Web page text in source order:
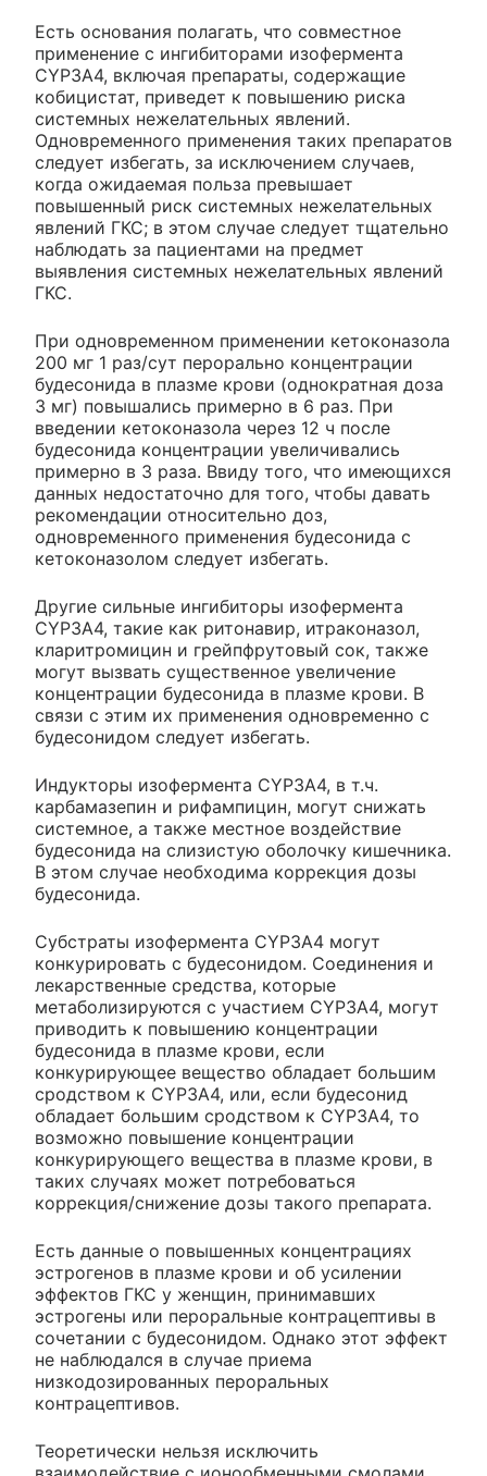
Есть основания полагать, что совместное
применение с ингибиторами изофермента
CYP3A4, включая препараты, содержащие
кобицистат, приведет к повышению риска
системных нежелательных явлений.
Одновременного применения таких препаратов
следует избегать, за исключением случаев,
когда ожидаемая польза превышает
повышенный риск системных нежелательных
явлений ГКС; в этом случае следует тщательно
наблюдать за пациентами на предмет
выявления системных нежелательных явлений
ГКС.
При одновременном применении кетоконазола
200 мг 1 раз/сут перорально концентрации
будесонида в плазме крови (однократная доза
3 мг) повышались примерно в 6 раз. При
введении кетоконазола через 12 ч после
будесонида концентрации увеличивались
примерно в 3 раза. Ввиду того, что имеющихся
данных недостаточно для того, чтобы давать
рекомендации относительно доз,
одновременного применения будесонида с
кетоконазолом следует избегать.
Другие сильные ингибиторы изофермента
CYP3A4, такие как ритонавир, итраконазол,
кларитромицин и грейпфрутовый сок, также
могут вызвать существенное увеличение
концентрации будесонида в плазме крови. В
связи с этим их применения одновременно с
будесонидом следует избегать.
Индукторы изофермента CYP3A4, в т.ч.
карбамазепин и рифампицин, могут снижать
системное, а также местное воздействие
будесонида на слизистую оболочку кишечника.
В этом случае необходима коррекция дозы
будесонида.
Субстраты изофермента CYP3A4 могут
конкурировать с будесонидом. Соединения и
лекарственные средства, которые
метаболизируются с участием CYP3A4, могут
приводить к повышению концентрации
будесонида в плазме крови, если
конкурирующее вещество обладает большим
сродством к CYP3A4, или, если будесонид
обладает большим сродством к CYP3A4, то
возможно повышение концентрации
конкурирующего вещества в плазме крови, в
таких случаях может потребоваться
коррекция/снижение дозы такого препарата.
Есть данные о повышенных концентрациях
эстрогенов в плазме крови и об усилении
эффектов ГКС у женщин, принимавших
эстрогены или пероральные контрацептивы в
сочетании с будесонидом. Однако этот эффект
не наблюдался в случае приема
низкодозированных пероральных
контрацептивов.
Теоретически нельзя исключить